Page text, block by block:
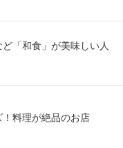
「和食」が美味しい人
料理が絶品のお店